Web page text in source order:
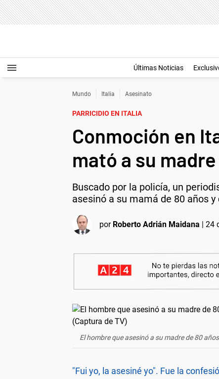
Últimas Noticias
Mundo Italia Asesinato
PARRICIDIO EN ITALIA
Conmoción en
mató a su
Buscado por la policía, un
asesinó a su mamá de 80 años
por Roberto Adrián Maidana | 24
El hombre que asesinó a su madre de 80
"Fui yo, la asesiné yo". Fue la